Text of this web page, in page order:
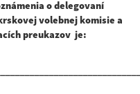
o delegovaní
volebnej komisie a
preukazov je: